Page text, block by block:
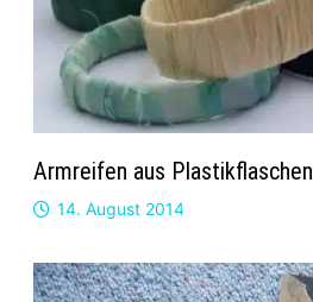
Armreifen aus Plastikflaschen
14. August 2014